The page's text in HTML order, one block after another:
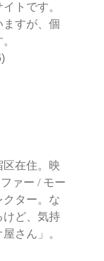
トです。
すが、個
在住。映
ァー / モー
クター。な
けど、気持
さん」。